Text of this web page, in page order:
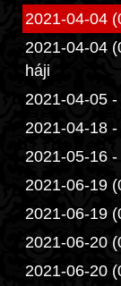
2021-04-04
2021-04-04
háji
2021-04-05 -
2021-04-18
2021-05-16
2021-06-19
2021-06-19
2021-06-20
2021-06-20